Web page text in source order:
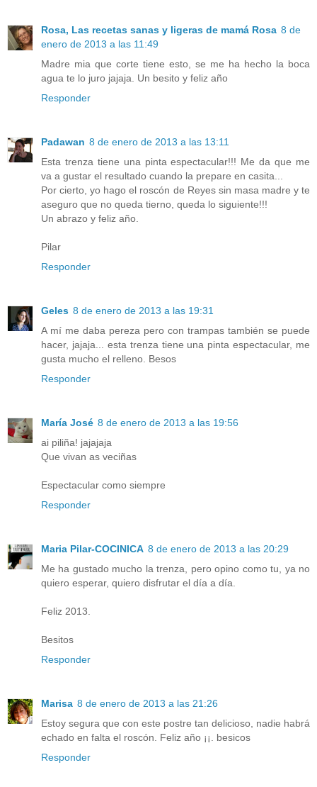
Rosa, Las recetas sanas y ligeras de mamá Rosa 8 de
enero de 2013 a las 11:49
Madre mia que corte tiene esto, se me ha hecho la boca
agua te lo juro jajaja. Un besito y feliz año
Responder
Padawan 8 de enero de 2013 a las 13:11
Esta trenza tiene una pinta espectacular!!! Me da que me
va a gustar el resultado cuando la prepare en casita...
Por cierto, yo hago el roscón de Reyes sin masa madre y te
aseguro que no queda tierno, queda lo siguiente!!!
Un abrazo y feliz año.
Pilar
Responder
Geles 8 de enero de 2013 a las 19:31
A mí me daba pereza pero con trampas también se puede
hacer, jajaja... esta trenza tiene una pinta espectacular, me
gusta mucho el relleno. Besos
Responder
María José 8 de enero de 2013 a las 19:56
ai piliña! jajajaja
Que vivan as veciñas
Espectacular como siempre
Responder
Maria Pilar-COCINICA 8 de enero de 2013 a las 20:29
Me ha gustado mucho la trenza, pero opino como tu, ya no
quiero esperar, quiero disfrutar el día a día.
Feliz 2013.
Besitos
Responder
Marisa 8 de enero de 2013 a las 21:26
Estoy segura que con este postre tan delicioso, nadie habrá
echado en falta el roscón. Feliz año ¡¡. besicos
Responder